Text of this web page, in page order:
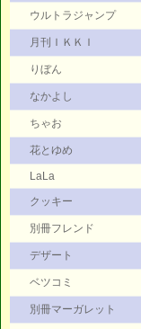
ウルトラジャンプ
月刊ＩＫＫＩ
りぼん
なかよし
ちゃお
花とゆめ
LaLa
クッキー
別冊フレンド
デザート
ベツコミ
別冊マーガレット